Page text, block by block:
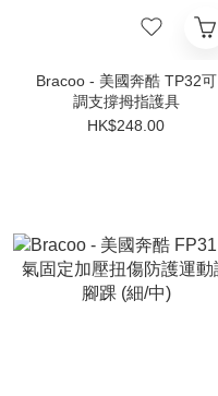
Bracoo - 美國奔酷 TP32可
調支撐拇指護具
HK$248.00